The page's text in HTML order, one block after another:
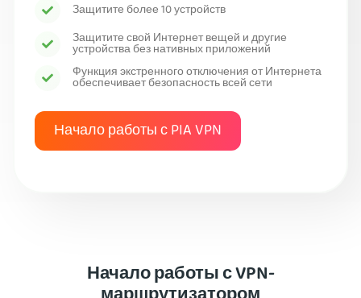
Защитите более 10 устройств
Защитите свой Интернет вещей и другие
устройства без нативных приложений
Функция экстренного отключения от Интернета
обеспечивает безопасность всей сети
Начало работы с PIA VPN
Начало работы с VPN-